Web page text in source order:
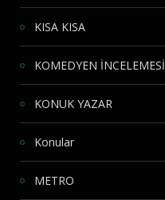
KISA KISA
KOMEDYEN İNCELEMESİ
KONUK YAZAR
Konular
METRO